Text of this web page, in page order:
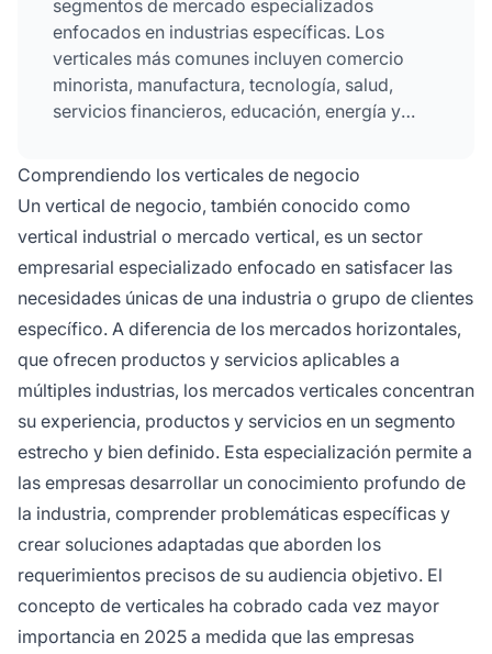
segmentos de mercado especializados
enfocados en industrias específicas. Los
verticales más comunes incluyen comercio
minorista, manufactura, tecnología, salud,
servicios financieros, educación, energía y
necesidades únicas de los clientes con
productos y servicios adaptados.
Comprendiendo los verticales de negocio
Un vertical de negocio, también conocido como
vertical industrial o mercado vertical, es un sector
empresarial especializado enfocado en satisfacer las
necesidades únicas de una industria o grupo de clientes
específico. A diferencia de los mercados horizontales,
que ofrecen productos y servicios aplicables a
múltiples industrias, los mercados verticales concentran
su experiencia, productos y servicios en un segmento
estrecho y bien definido. Esta especialización permite a
las empresas desarrollar un conocimiento profundo de
la industria, comprender problemáticas específicas y
crear soluciones adaptadas que aborden los
requerimientos precisos de su audiencia objetivo. El
concepto de verticales ha cobrado cada vez mayor
importancia en 2025 a medida que las empresas